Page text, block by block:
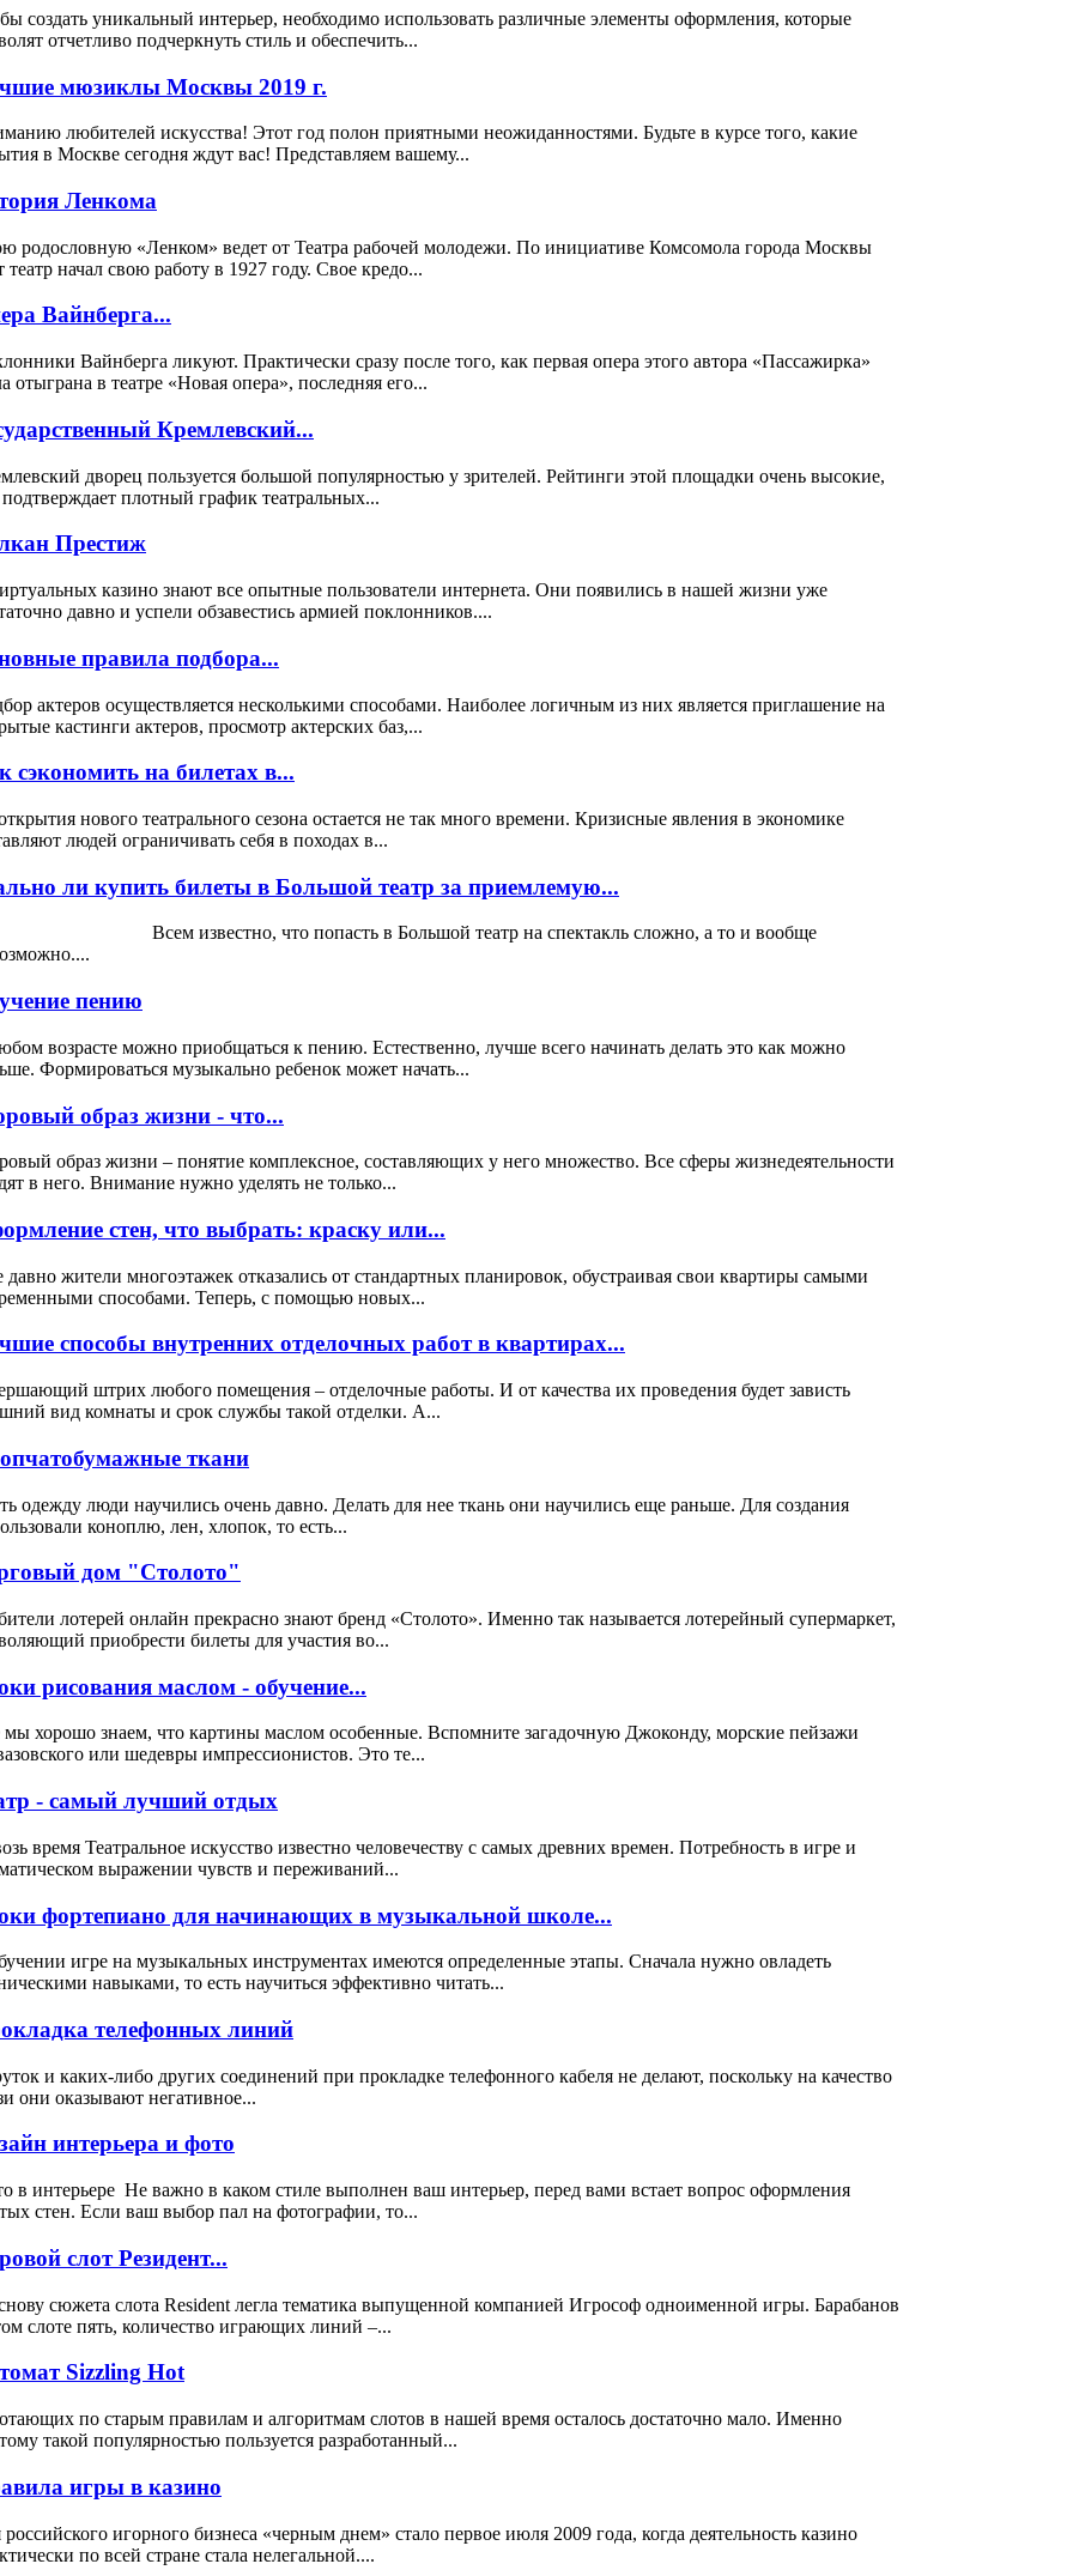
создать уникальный интерьер, необходимо использовать различные элементы оформления, которые
отчетливо подчеркнуть стиль и обеспечить...
мюзиклы Москвы 2019 г.
любителей искусства! Этот год полон приятными неожиданностями. Будьте в курсе того, какие
в Москве сегодня ждут вас! Представляем вашему...
Ленкома
родословную «Ленком» ведет от Театра рабочей молодежи. По инициативе Комсомола города Москвы
театр начал свою работу в 1927 году. Свое кредо...
Вайнберга...
Вайнберга ликуют. Практически сразу после того, как первая опера этого автора «Пассажирка»
отыграна в театре «Новая опера», последняя его...
Кремлевский...
дворец пользуется большой популярностью у зрителей. Рейтинги этой площадки очень высокие,
плотный график театральных...
Престиж
казино знают все опытные пользователи интернета. Они появились в нашей жизни уже
давно и успели обзавестись армией поклонников....
правила подбора...
актеров осуществляется несколькими способами. Наиболее логичным из них является приглашение на
кастинги актеров, просмотр актерских баз,...
сэкономить на билетах в...
нового театрального сезона остается не так много времени. Кризисные явления в экономике
людей ограничивать себя в походах в...
ли купить билеты в Большой театр за приемлемую...
известно, что попасть в Большой театр на спектакль сложно, а то и вообще
пению
возрасте можно приобщаться к пению. Естественно, лучше всего начинать делать это как можно
Формироваться музыкально ребенок может начать...
образ жизни - что...
образ жизни – понятие комплексное, составляющих у него множество. Все сферы жизнедеятельности
в него. Внимание нужно уделять не только...
стен, что выбрать: краску или...
давно жители многоэтажек отказались от стандартных планировок, обустраивая свои квартиры самыми
способами. Теперь, с помощью новых...
способы внутренних отделочных работ в квартирах...
штрих любого помещения – отделочные работы. И от качества их проведения будет зависть
вид комнаты и срок службы такой отделки. А...
ткани
одежду люди научились очень давно. Делать для нее ткань они научились еще раньше. Для создания
коноплю, лен, хлопок, то есть...
дом "Столото"
лотерей онлайн прекрасно знают бренд «Столото». Именно так называется лотерейный супермаркет,
приобрести билеты для участия во...
рисования маслом - обучение...
мы хорошо знаем, что картины маслом особенные. Вспомните загадочную Джоконду, морские пейзажи
или шедевры импрессионистов. Это те...
- самый лучший отдых
время Театральное искусство известно человечеству с самых древних времен. Потребность в игре и
выражении чувств и переживаний...
фортепиано для начинающих в музыкальной школе...
игре на музыкальных инструментах имеются определенные этапы. Сначала нужно овладеть
навыками, то есть научиться эффективно читать...
телефонных линий
и каких-либо других соединений при прокладке телефонного кабеля не делают, поскольку на качество
они оказывают негативное...
интерьера и фото
в интерьере Не важно в каком стиле выполнен ваш интерьер, перед вами встает вопрос оформления
стен. Если ваш выбор пал на фотографии, то...
слот Резидент...
сюжета слота Resident легла тематика выпущенной компанией Игрософ одноименной игры. Барабанов
слоте пять, количество играющих линий –...
Sizzling Hot
по старым правилам и алгоритмам слотов в нашей время осталось достаточно мало. Именно
такой популярностью пользуется разработанный...
игры в казино
российского игорного бизнеса «черным днем» стало первое июля 2009 года, когда деятельность казино
по всей стране стала нелегальной....